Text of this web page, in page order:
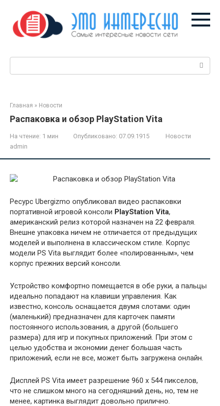
контенту
Главная » Новости
Распаковка и обзор PlayStation Vita
На чтение: 1 мин Опубликовано: 07.09.1915
Новости
admin
Ресурс Ubergizmo опубликовал видео распаковки
портативной игровой консоли PlayStation Vita,
американский релиз которой назначен на 22 февраля.
Внешне упаковка ничем не отличается от предыдущих
моделей и выполнена в классическом стиле. Корпус
модели PS Vita выглядит более «полированным», чем
корпус прежних версий консоли.
Устройство комфортно помещается в обе руки, а пальцы
идеально попадают на клавиши управления. Как
известно, консоль оснащается двумя слотами: один
(маленький) предназначен для карточек памяти
постоянного использования, а другой (большего
размера) для игр и покупных приложений. При этом с
целью удобства и экономии денег большая часть
приложений, если не все, может быть загружена онлайн.
Дисплей PS Vita имеет разрешение 960 х 544 пикселов,
что не слишком много на сегодняшний день, но, тем не
менее, картинка выглядит довольно прилично.